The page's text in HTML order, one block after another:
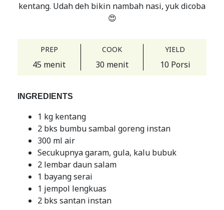
kentang. Udah deh bikin nambah nasi, yuk dicoba
😍
PREP
45 menit
COOK
30 menit
YIELD
10 Porsi
INGREDIENTS
1 kg kentang
2 bks bumbu sambal goreng instan
300 ml air
Secukupnya garam, gula, kalu bubuk
2 lembar daun salam
1 bayang serai
1 jempol lengkuas
2 bks santan instan